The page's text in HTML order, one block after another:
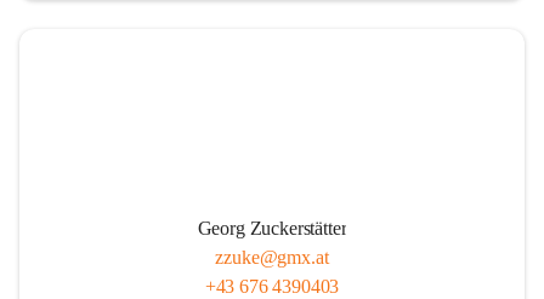
Georg Zuckerstätter
zzuke@gmx.at
+43 676 4390403